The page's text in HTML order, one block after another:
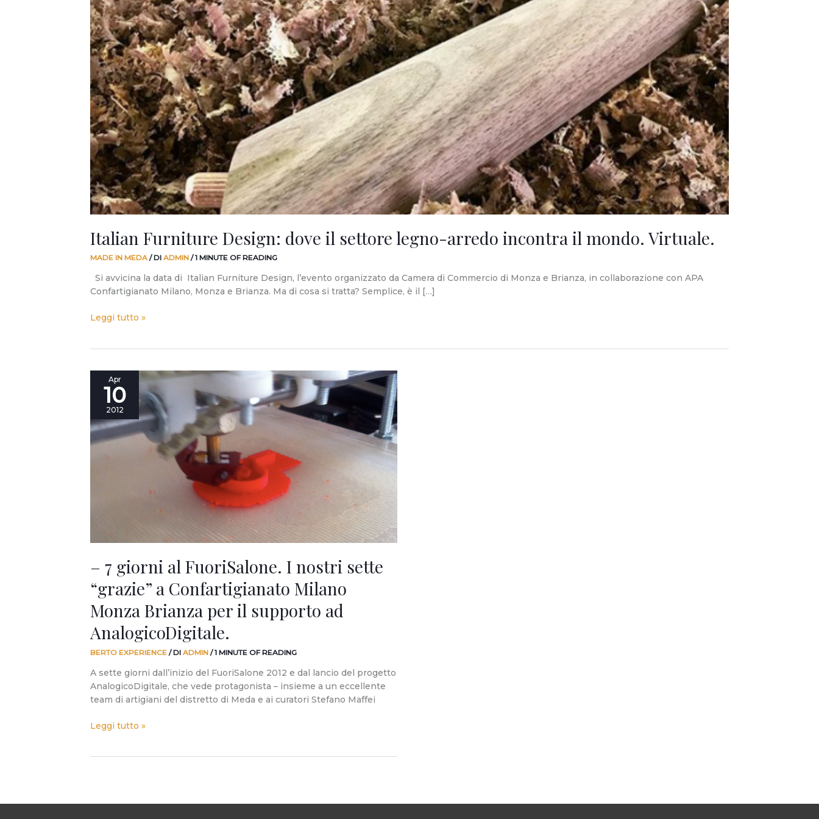
Italian Furniture Design: dove il settore legno-arredo incontra il mondo. Virtuale.
MADE IN MEDA/ DI ADMIN /1 MINUTE OF READING
Si avvicina la data di Italian Furniture Design, l’evento organizzato da Camera di Commercio di Monza e Brianza, in collaborazione con APA
Confartigianato Milano, Monza e Brianza. Ma di cosa si tratta? Semplice, è il […]
Virtuale.
Leggi tutto »
Apr
10
2012
– 7 giorni al FuoriSalone. I nostri sette
“grazie” a Confartigianato Milano
Monza Brianza per il supporto ad
AnalogicoDigitale.
BERTO EXPERIENCE / DI ADMIN /1 MINUTE OF READING
A sette giorni dall’inizio del FuoriSalone 2012 e dal lancio del progetto
AnalogicoDigitale, che vede protagonista – insieme a un eccellente
team di artigiani del distretto di Meda e ai curatori Stefano Maffei
giorni
FuoriSalone.
I
nostri
supporto
ad
AnalogicoDigitale.
Leggi tutto »